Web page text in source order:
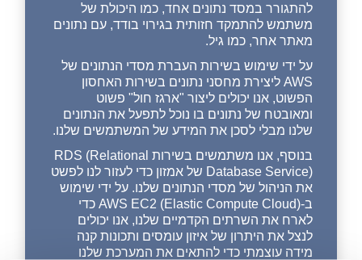
להתגורר במסד נתונים אחד, כמו היכולת של
משתמש להתמקד חזותית בגירוי בודד, עם נתונים
מאתר אחר, כמו גיל.
על ידי שימוש בשירות העברת מסדי הנתונים של
AWS ליצירת מחסני נתונים בשירות האחסון
הפשוט, אנו יכולים ליצור "ארגז חול" פשוט
ומאובטח של נתונים בו נוכל לתפעל את הנתונים
שלנו מבלי לסכן את המידע של המשתמשים שלנו.
בנוסף, אנו משתמשים בשירות RDS (Relational
Database Service) של אמזון כדי לעזור לנו לפשט
את הניהול של מסדי הנתונים שלנו. על ידי שימוש
ב-AWS EC2 (Elastic Compute Cloud) כדי
לארח את השרתים הקדמיים שלנו, אנו יכולים
לנצל את היתרון של איזון עומסים ותכונות קנה
מידה עוצמתי כדי להתאים את המערכת שלנו